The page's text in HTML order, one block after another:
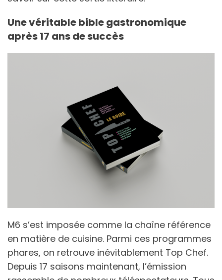
Une véritable bible gastronomique
après 17 ans de succès
M6 s’est imposée comme la chaîne référence
en matière de cuisine. Parmi ces programmes
phares, on retrouve inévitablement Top Chef.
Depuis 17 saisons maintenant, l’émission